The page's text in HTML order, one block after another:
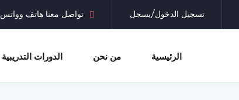
تسجيل الدخول/يسجل تواصل معنا هاتف وواتس 0097335030939
الرئيسية من نحن الدورات التدريبية